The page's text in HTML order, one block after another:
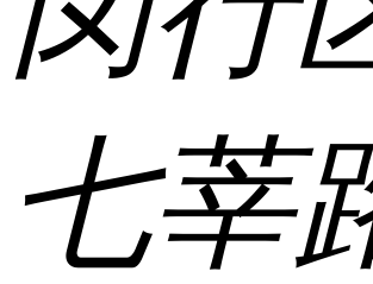
七莘